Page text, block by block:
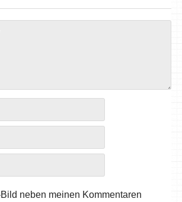
neben meinen Kommentaren